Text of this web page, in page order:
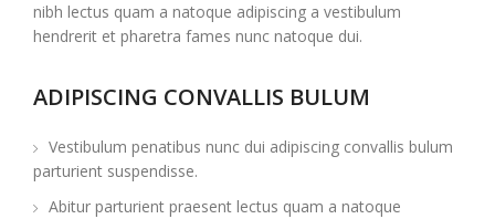
nibh lectus quam a natoque adipiscing a vestibulum
hendrerit et pharetra fames nunc natoque dui.
ADIPISCING CONVALLIS BULUM
Vestibulum penatibus nunc dui adipiscing convallis bulum
parturient suspendisse.
Abitur parturient praesent lectus quam a natoque